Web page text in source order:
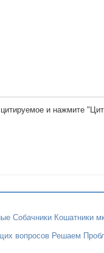
и нажмите
Собачники Кошатники
вопросов Решаем